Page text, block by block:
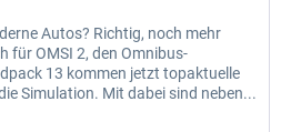
Autos? Richtig, noch mehr
für OMSI 2, den Omnibus-
13 kommen jetzt topaktuelle
Simulation. Mit dabei sind neben...